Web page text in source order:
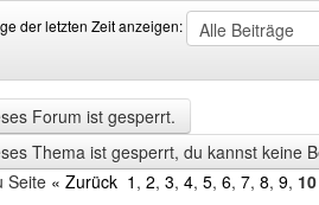
der letzten Zeit anzeigen:
Forum ist gesperrt.
Thema ist gesperrt, du kannst keine
Seite « Zurück 1 , 2, 3, 4, 5, 6, 7, 8, 9, 10